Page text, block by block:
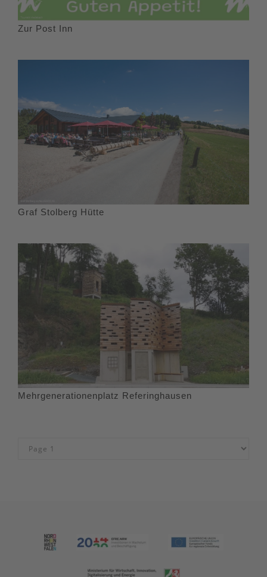
Zur Post Inn
Graf Stolberg Hütte
Mehrgenerationenplatz Referinghausen